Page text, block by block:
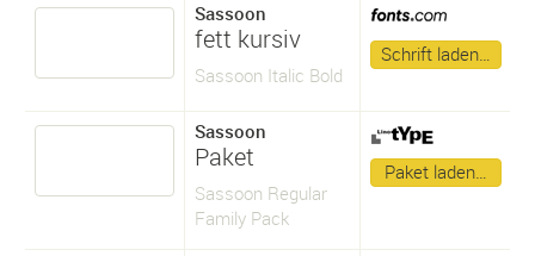
Sassoon
fett kursiv
Sassoon Italic Bold
Schrift laden…
Sassoon
Paket
Sassoon Regular
Family Pack
Paket laden…